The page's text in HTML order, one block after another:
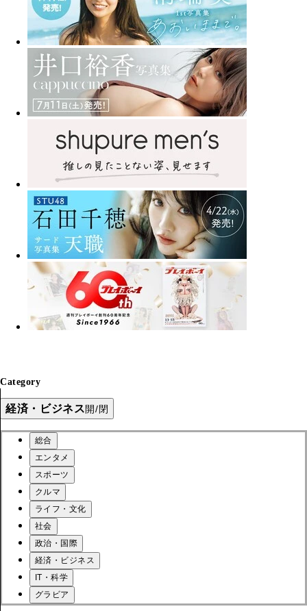
Category
経済・ビジネス開/閉
総合
エンタメ
スポーツ
クルマ
ライフ・文化
社会
政治・国際
経済・ビジネス
IT・科学
グラビア